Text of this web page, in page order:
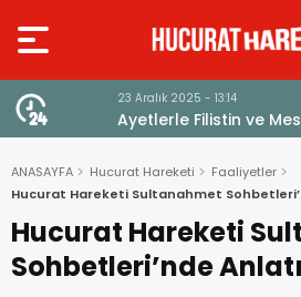
23 Aralık 2025 - 13:14
Ayetlerle Filistin ve Mescid-i
ANASAYFA Hucurat Hareketi
Faaliyetler
Hucurat Hareketi Sultanahmet
Hucurat Hareketi
Sohbetleri’nde